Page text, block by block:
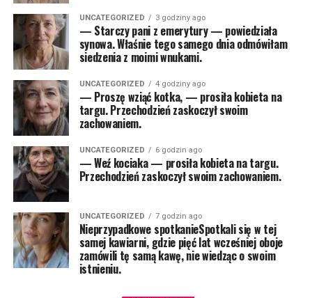
UNCATEGORIZED 3 godziny ago
— Starczy pani z emerytury — powiedziała
synowa. Właśnie tego samego dnia odmówiłam
siedzenia z moimi wnukami.
UNCATEGORIZED 4 godziny ago
— Proszę wziąć kotka, — prosiła kobieta na
targu. Przechodzień zaskoczył swoim
zachowaniem.
UNCATEGORIZED 6 godzin ago
— Weź kociaka — prosiła kobieta na targu.
Przechodzień zaskoczył swoim zachowaniem.
UNCATEGORIZED 7 godzin ago
Nieprzypadkowe spotkanieSpotkali się w tej
samej kawiarni, gdzie pięć lat wcześniej oboje
zamówili tę samą kawę, nie wiedząc o swoim
istnieniu.